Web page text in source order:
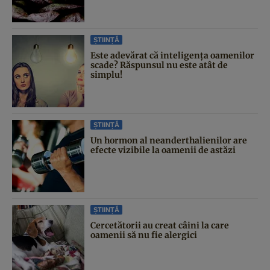
ȘTIINȚĂ
Este adevărat că inteligența oamenilor
scade? Răspunsul nu este atât de
simplu!
ȘTIINȚĂ
Un hormon al neanderthalienilor are
efecte vizibile la oamenii de astăzi
ȘTIINȚĂ
Cercetătorii au creat câini la care
oamenii să nu fie alergici